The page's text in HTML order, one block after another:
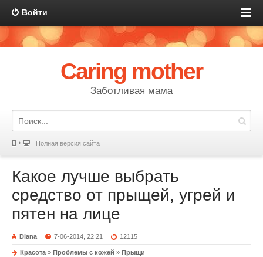
Войти
Caring mother
Заботливая мама
Полная версия сайта
Какое лучше выбрать
средство от прыщей, угрей и
пятен на лице
Diana 7-06-2014, 22:21 12115
Красота » Проблемы с кожей » Прыщи